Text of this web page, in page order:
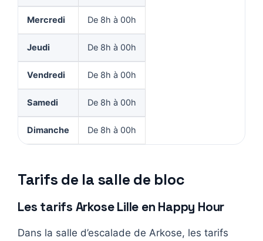
Mercredi De 8h à 00h
Jeudi De 8h à 00h
Vendredi De 8h à 00h
Samedi De 8h à 00h
Dimanche De 8h à 00h
Tarifs de la salle de bloc
Les tarifs Arkose Lille en Happy Hour
Dans la salle d’escalade de Arkose, les tarifs